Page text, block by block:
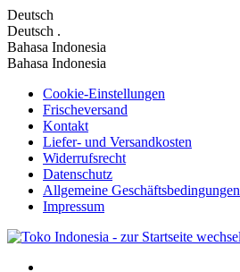
Deutsch
Deutsch .
Bahasa Indonesia
Bahasa Indonesia
Cookie-Einstellungen
Frischeversand
Kontakt
Liefer- und Versandkosten
Widerrufsrecht
Datenschutz
Allgemeine Geschäftsbedingungen
Impressum